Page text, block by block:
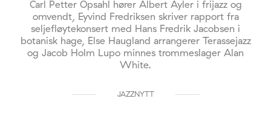
Carl Petter Opsahl hører Albert Ayler i frijazz og
omvendt, Eyvind Fredriksen skriver rapport fra
seljefløytekonsert med Hans Fredrik Jacobsen i
botanisk hage, Else Haugland arrangerer Terassejazz
og Jacob Holm Lupo minnes trommeslager Alan
White.
JAZZNYTT